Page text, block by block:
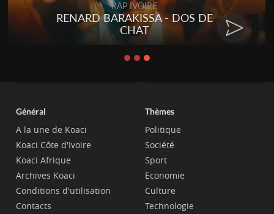
Togo
Talakaka - ÉTÉRÉRÉ
Général
A la une de Koaci
Koaci Côte d'Ivoire
Koaci Afrique
Archives Koaci
Conditions d'utilisation
Contacts
Thèmes
Politique
Société
Sport
Economie
Culture
Technologie